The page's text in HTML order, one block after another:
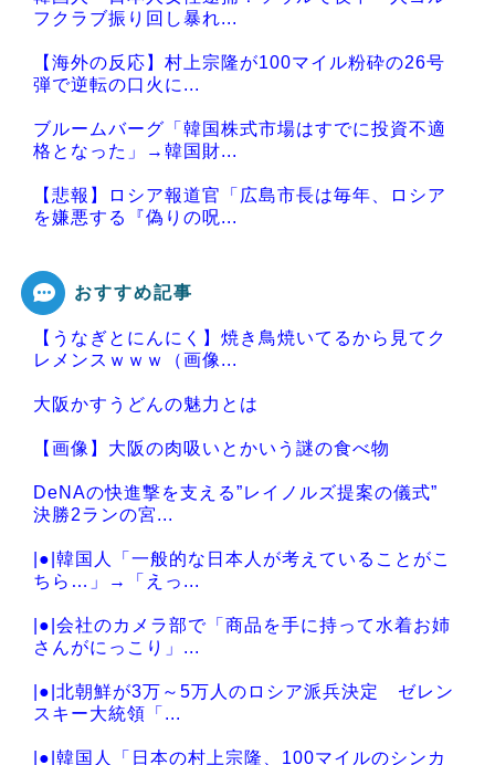
フクラブ振り回し暴れ...
【海外の反応】村上宗隆が100マイル粉砕の26号
弾で逆転の口火に...
ブルームバーグ「韓国株式市場はすでに投資不適
格となった」→韓国財...
【悲報】ロシア報道官「広島市長は毎年、ロシア
を嫌悪する『偽りの呪...
Powered by livedoor 相互RSS
おすすめ記事
【うなぎとにんにく】焼き鳥焼いてるから見てク
レメンスｗｗｗ（画像...
大阪かすうどんの魅力とは
【画像】大阪の肉吸いとかいう謎の食べ物
DeNAの快進撃を支える”レイノルズ提案の儀式”
決勝2ランの宮...
|●|韓国人「一般的な日本人が考えていることがこ
ちら…」→「えっ...
|●|会社のカメラ部で「商品を手に持って水着お姉
さんがにっこり」...
|●|北朝鮮が3万～5万人のロシア派兵決定 ゼレン
スキー大統領「...
|●|韓国人「日本の村上宗隆、100マイルのシンカ